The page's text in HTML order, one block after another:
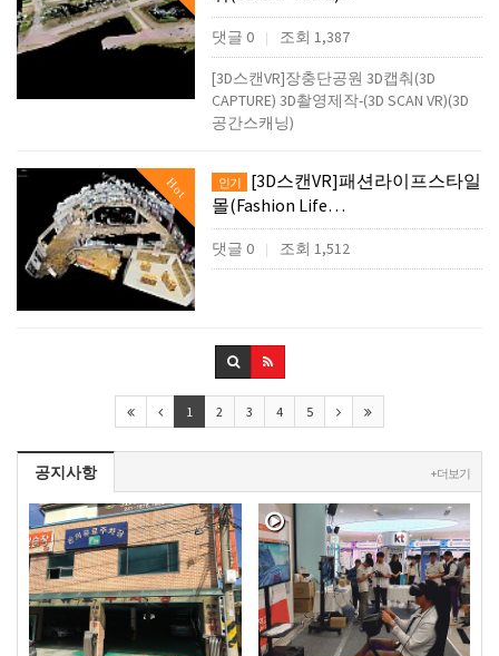
댓글 0 | 조회 1,387
[3D스캔VR]장충단공원 3D캡춰(3D
CAPTURE) 3D촬영제작-(3D SCAN VR)(3D
공간스캐닝)
Hot 인기
[3D스캔VR]패션라이프스타일
몰(Fashion Life…
댓글 0 | 조회 1,512
1 2 3 4 5
공지사항 + 더보기